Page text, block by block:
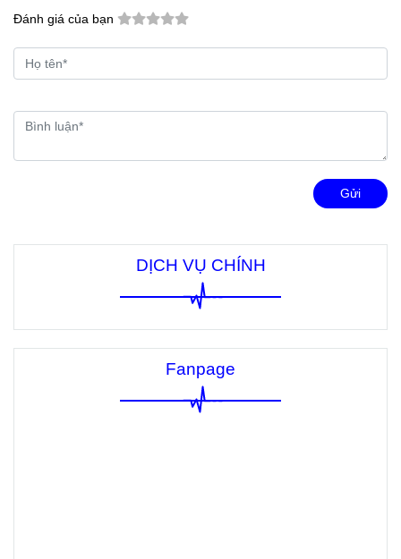
Đánh giá của bạn
Gửi
DỊCH VỤ CHÍNH
Fanpage